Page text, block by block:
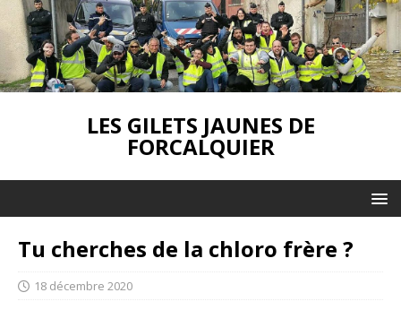
LES GILETS JAUNES DE
FORCALQUIER
Tu cherches de la chloro frère ?
18 décembre 2020